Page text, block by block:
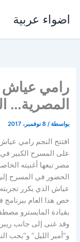
اضواء عربية
رامي عياش
المصرية…
بواسطة / 8 نوفمبر، 2017
افتتح النجم رامي
على المسرح الكبير في
مصر تبعها أغنيته
الحضور في المسرح
عياش الذي يكرر
بقيادة المايسترو
وقد غنى إلى جانب
و”أمير الليل” و”بحب